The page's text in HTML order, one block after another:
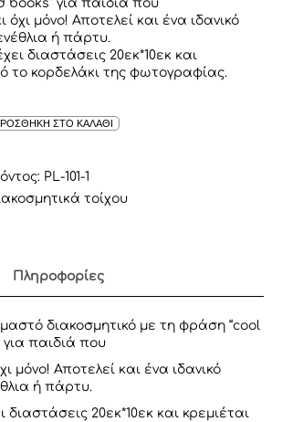
books” για παιδιά που
όχι μόνο! Αποτελεί και ένα ιδανικό
ή πάρτυ.
διαστάσεις 20εκ*10εκ και
το κορδελάκι της φωτογραφίας.
ΣΤΟ ΚΑΛΑΘΙ
PL-101-1
τοίχου
Πληροφορίες
διακοσμητικό με τη φράση “cool
παιδιά που
μόνο! Αποτελεί και ένα ιδανικό
ή πάρτυ.
διαστάσεις 20εκ*10εκ και κρεμιέται